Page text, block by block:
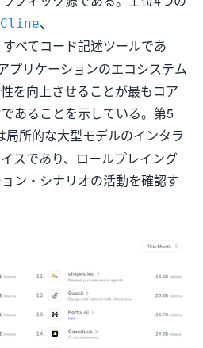
Cline、
すべてコード記述ツールであ
プリケーションのエコシステム
を向上させることが最もコア
あることを示している。第5
局所的な大型モデルのインタラ
スであり、ロールプレイング
ン・シナリオの活動を確認す